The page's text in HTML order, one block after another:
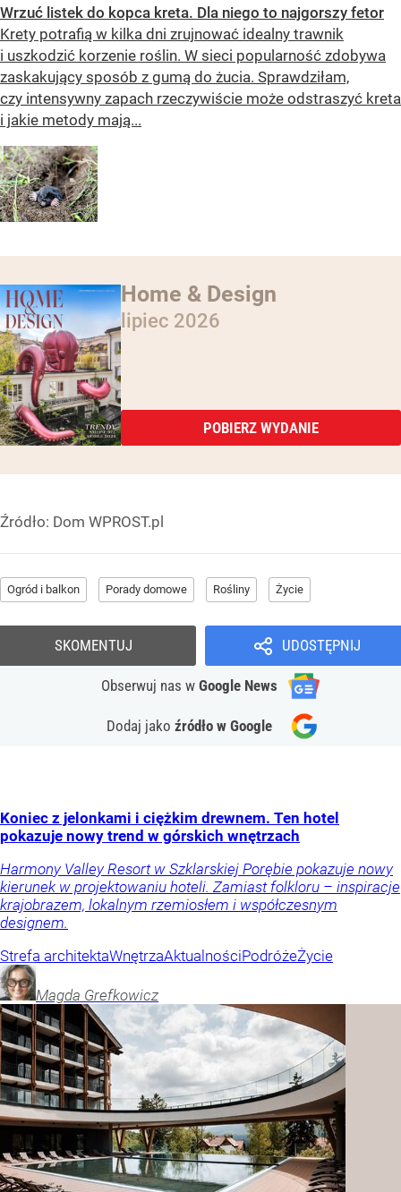
Wrzuć listek do kopca kreta. Dla niego to najgorszy fetor
Krety potrafią w kilka dni zrujnować idealny trawnik
i uszkodzić korzenie roślin. W sieci popularność zdobywa
zaskakujący sposób z gumą do żucia. Sprawdziłam,
czy intensywny zapach rzeczywiście może odstraszyć kreta
i jakie metody mają...
Home & Design
lipiec 2026
POBIERZ WYDANIE
Źródło: Dom WPROST.pl
Ogród i balkon Porady domowe Rośliny Życie
UDOSTĘPNIJ
Obserwuj nas w Google News
Dodaj jako źródło w Google
SKOMENTUJ
Koniec z jelonkami i ciężkim drewnem. Ten hotel
pokazuje nowy trend w górskich wnętrzach
Harmony Valley Resort w Szklarskiej Porębie pokazuje nowy
kierunek w projektowaniu hoteli. Zamiast folkloru – inspiracje
krajobrazem, lokalnym rzemiosłem i współczesnym
designem.
Strefa architektaWnętrzaAktualnościPodróżeŻycie
Magda Grefkowicz